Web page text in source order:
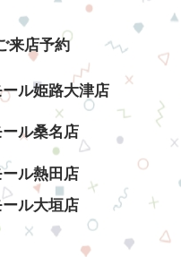
来店予約
ル姫路大津店
ル桑名店
ル熱田店
ル大垣店